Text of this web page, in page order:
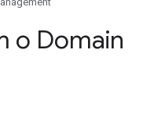
o Domain